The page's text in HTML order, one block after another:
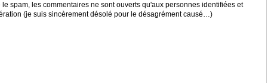
le spam, les commentaires ne sont ouverts qu'aux personnes identifiées et
(je suis sincèrement désolé pour le désagrément causé…)